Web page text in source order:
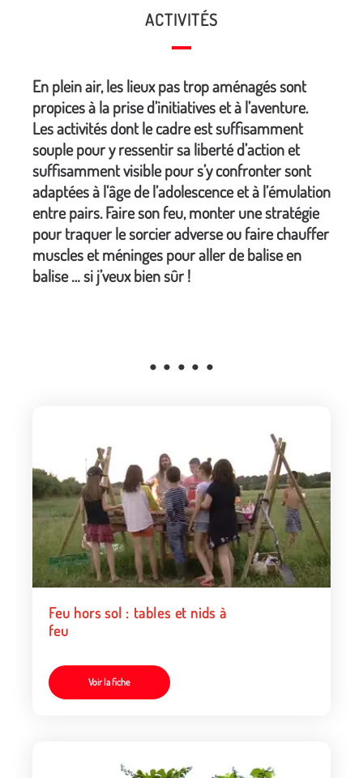
ACTIVITÉS
En plein air, les lieux pas trop aménagés sont
propices à la prise d’initiatives et à l’aventure.
Les activités dont le cadre est suffisamment
souple pour y ressentir sa liberté d’action et
suffisamment visible pour s’y confronter sont
adaptées à l’âge de l’adolescence et à l’émulation
entre pairs. Faire son feu, monter une stratégie
pour traquer le sorcier adverse ou faire chauffer
muscles et méninges pour aller de balise en
balise … si j’veux bien sûr !
• • • • •
Feu hors sol : tables et nids à
feu
Voir la fiche